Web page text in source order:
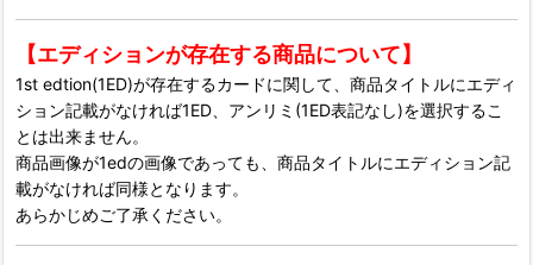
【エディションが存在する商品について】
1st edtion(1ED)が存在するカードに関して、商品タイトルにエディ
ション記載がなければ1ED、アンリミ(1ED表記なし)を選択するこ
とは出来ません。
商品画像が1edの画像であっても、商品タイトルにエディション記
載がなければ同様となります。
あらかじめご了承ください。